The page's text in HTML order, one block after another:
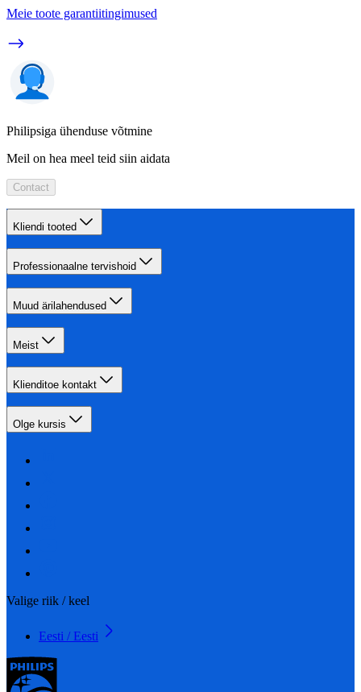
Meie toote garantiitingimused
Philipsiga ühenduse võtmine
Meil on hea meel teid siin aidata
Contact
Kliendi tooted
Professionaalne tervishoid
Muud ärilahendused
Meist
Klienditoe kontakt
Olge kursis
Valige riik / keel
Eesti / Eesti